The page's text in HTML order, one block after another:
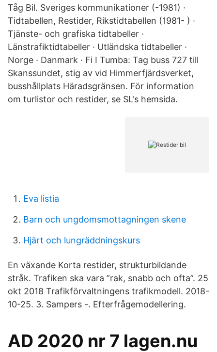
Tåg Bil. Sveriges kommunikationer (-1981) ·
Tidtabellen, Restider, Rikstidtabellen (1981- ) ·
Tjänste- och grafiska tidtabeller ·
Länstrafiktidtabeller · Utländska tidtabeller ·
Norge · Danmark · Fi I Tumba: Tag buss 727 till
Skanssundet, stig av vid Himmerfjärdsverket,
busshållplats Häradsgränsen. För information
om turlistor och restider, se SL's hemsida.
Eva listia
Barn och ungdomsmottagningen skene
Hjärt och lungräddningskurs
En växande Korta restider, strukturbildande
stråk. Trafiken ska vara ”rak, snabb och ofta”. 25
okt 2018 Trafikförvaltningens trafikmodell. 2018-
10-25. 3. Sampers -. Efterfrågemodellering.
AD 2020 nr 7 lagen.nu